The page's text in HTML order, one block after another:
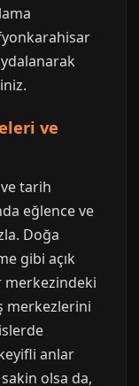
ve
tarih
eğlence ve
Doğa
gibi açık
merkezindeki
merkezlerini
anlar
olsa da,